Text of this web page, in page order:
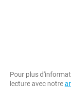
Pour plus
lecture avec notre